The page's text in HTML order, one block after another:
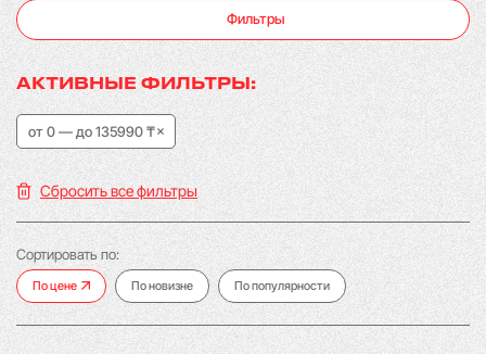
Фильтры
АКТИВНЫЕ ФИЛЬТРЫ:
от 0 — до 135990 ₸
Сбросить все фильтры
Сортировать по:
По цене По новизне По популярности